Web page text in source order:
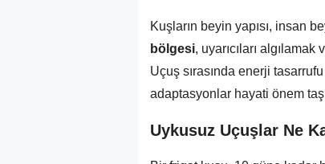
Kuşların beyin yapısı, insan
bölgesi, uyarıcıları
Uçuş sırasında enerji
adaptasyonlar hayati önem
Uykusuz Uçuşlar Ne